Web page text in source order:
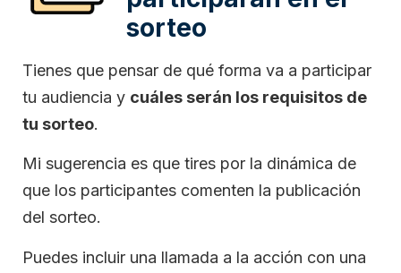
sorteo
Tienes que pensar de qué forma va a participar
tu audiencia y cuáles serán los requisitos de
tu sorteo.
Mi sugerencia es que tires por la dinámica de
que los participantes comenten la publicación
del sorteo.
Puedes incluir una llamada a la acción con una